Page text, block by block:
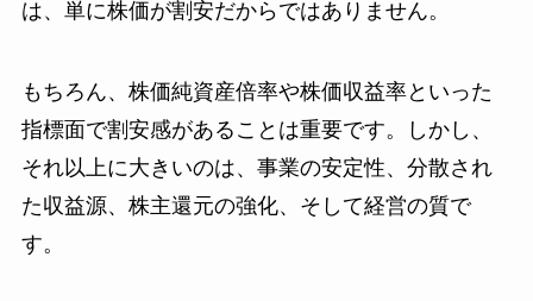
は、単に株価が割安だからではありません。
もちろん、株価純資産倍率や株価収益率といった
指標面で割安感があることは重要です。しかし、
それ以上に大きいのは、事業の安定性、分散され
た収益源、株主還元の強化、そして経営の質で
す。